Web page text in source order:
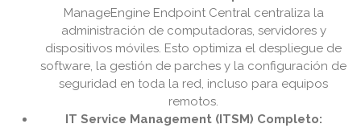
ManageEngine Endpoint Central centraliza la
administración de computadoras, servidores y
dispositivos móviles. Esto optimiza el despliegue de
software, la gestión de parches y la configuración de
seguridad en toda la red, incluso para equipos
remotos.
IT Service Management (ITSM) Completo: